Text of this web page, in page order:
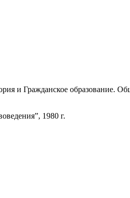
и Гражданское образование.
1980 г.